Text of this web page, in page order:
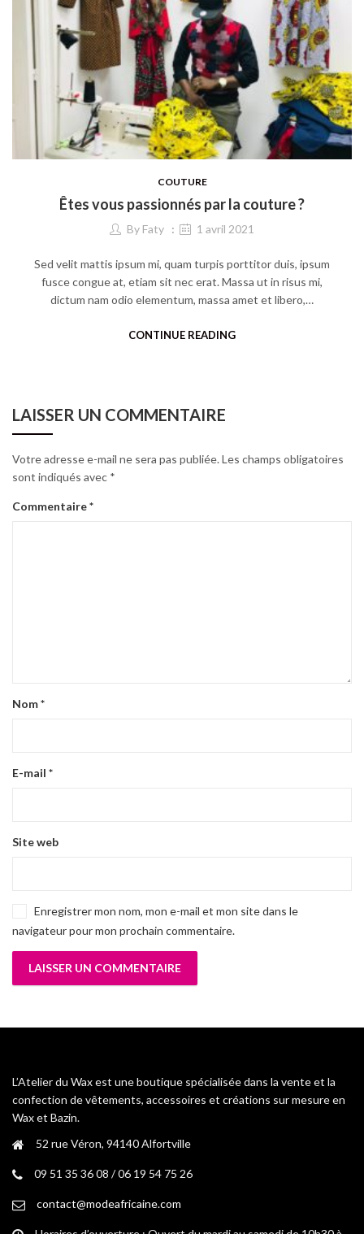
COUTURE
Êtes vous passionnés par la couture ?
By Faty 1 avril 2021
Sed velit mattis ipsum mi, quam turpis porttitor duis, ipsum
fusce congue at, etiam sit nec erat. Massa ut in risus mi,
dictum nam odio elementum, massa amet et libero,…
CONTINUE READING
LAISSER UN COMMENTAIRE
Votre adresse e-mail ne sera pas publiée.Les champs obligatoires
sont indiqués avec *
Commentaire*
Nom*
E-mail *
Site web
Enregistrer mon nom, mon e-mail et mon site dans le
navigateur pour mon prochain commentaire.
L’Atelier du Wax est une boutique spécialisée dans la vente et la
confection de vêtements, accessoires et créations sur mesure en
Wax et Bazin.
52 rue Véron, 94140 Alfortville
09 51 35 36 08 / 06 19 54 75 26
contact@modeafricaine.com